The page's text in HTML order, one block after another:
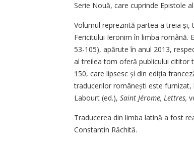
Serie Nouă, care cuprinde Epistole
Volumul reprezintă partea a treia
Fericitului Ieronim în limba română.
53-105), apărute în anul 2013,
al treilea tom oferă publicului cititor
150, care lipsesc și din ediția
traducerilor românești este furnizat,
Labourt (ed.), Saint Jérome, Lettres,
Traducerea din limba latină a fost
Constantin Răchită.